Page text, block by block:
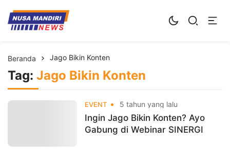
Kampus Digital Bisnis
Universitas Nusa Mandiri
Beranda Jago Bikin Konten
Tag: Jago Bikin Konten
EVENT 5 tahun yang lalu
Ingin Jago Bikin Konten? Ayo
Gabung di Webinar SINERGI